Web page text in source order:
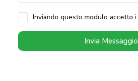
Inviando questo modulo accetto i
Invia Messaggio